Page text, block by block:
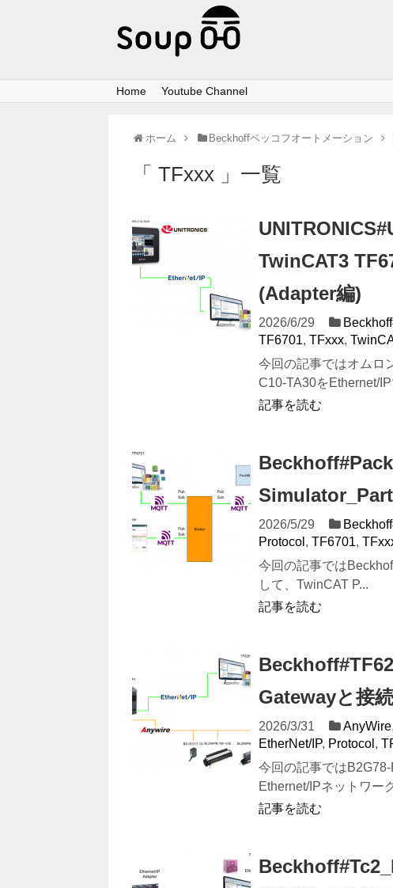
Home Youtube Channel
ホーム Beckhoffベッコフオートメーション
「 TFxxx 」一覧
TwinCAT3
(Adapter編)
2026/6/29
TF6701, TFxxx,
今回の記事ではオムロ
C10-TA30をEthernet/IP
記事を読む
2026/5/29
Protocol , TF6701,
今回の記事では
して、TwinCAT P...
記事を読む
Gatewayと接
2026/3/31 AnyWire,
EtherNet/IP, Protocol ,
今回の記事では
Ethernet/IPネットワー
記事を読む